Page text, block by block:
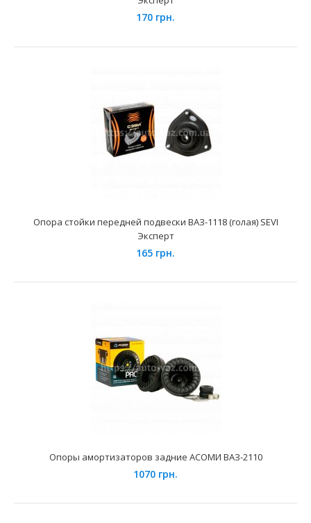
Опора стойки амортизатора передней подвески
Опора стойки амортизатора передней подвески
Daewoo Lanos прав. (с VIN-439640) SEVI ЭКСТРИМ
ZAZ Sens и их модификаций.При изготовлении данных ..
170 грн.
Опора стойки передней подвески ВАЗ-1118 (голая) SEVI
Эксперт
165 грн.
Опоры амортизаторов задние АСОМИ ВАЗ-2110
1070 грн.